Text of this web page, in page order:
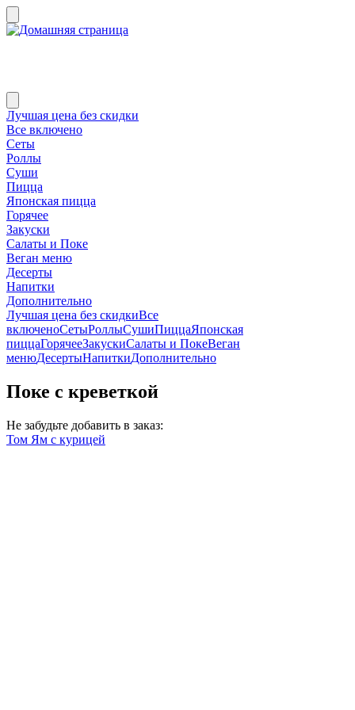
Лучшая цена без скидки
Все включено
Сеты
Роллы
Суши
Пицца
Японская пицца
Горячее
Закуски
Салаты и Поке
Веган меню
Десерты
Напитки
Дополнительно
Лучшая цена без скидкиВсе
включеноСетыРоллыСушиПиццаЯпонская
пиццаГорячееЗакускиСалаты и ПокеВеган
менюДесертыНапиткиДополнительно
Поке с креветкой
Не забудьте добавить в заказ:
Том Ям с курицей